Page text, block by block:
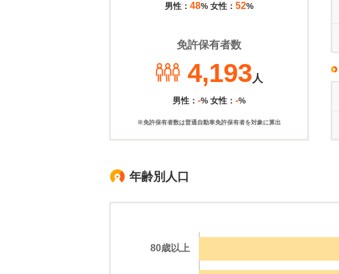
男性： 48% 女性： 52%
免許保有者数
4,193人
男性： -% 女性： -%
※免許保有者数は普通自動車免許保有者を対象に算出
年齢別人口